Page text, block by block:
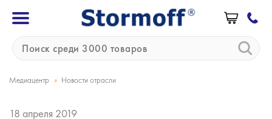
Медиацентр » Новости отрасли
18 апреля 2019